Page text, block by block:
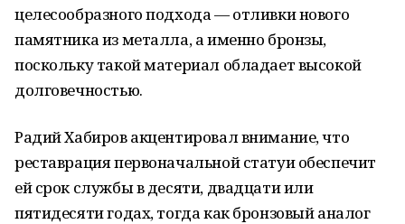
целесообразного подхода — отливки нового
памятника из металла, а именно бронзы,
поскольку такой материал обладает высокой
долговечностью.
Радий Хабиров акцентировал внимание, что
реставрация первоначальной статуи обеспечит
ей срок службы в десяти, двадцати или
пятидесяти годах, тогда как бронзовый аналог